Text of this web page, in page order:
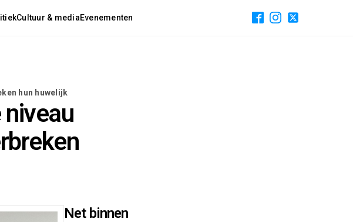
Cultuur & mediaEvenementen
hun huwelijk
niveau
Net binnen